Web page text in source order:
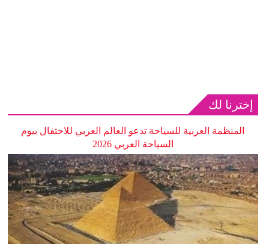
إخترنا لك
المنظمة العربية للسياحة تدعو العالم العربي للاحتفال بيوم
السياحة العربي 2026